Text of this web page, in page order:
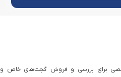
برای بررسی و فروش گجت‌های خاص و